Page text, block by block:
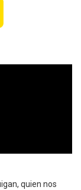
quien nos